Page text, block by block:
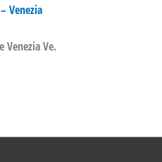
Venezia
Venezia Ve.